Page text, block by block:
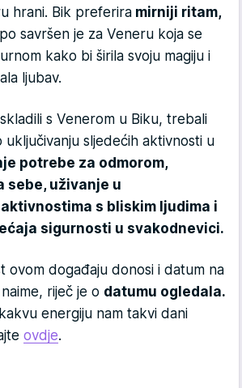
hrani. Bik preferira mirniji ritam,
savršen je za Veneru koja se
kako bi širila svoju magiju i
ljubav.
s Venerom u Biku, trebali
uključivanju sljedećih aktivnosti u
potrebe za odmorom,
sebe, uživanje u
s bliskim ljudima i
sigurnosti u svakodnevici.
ovom događaju donosi i datum na
riječ je o datumu ogledala.
energiju nam takvi dani
ovdje.